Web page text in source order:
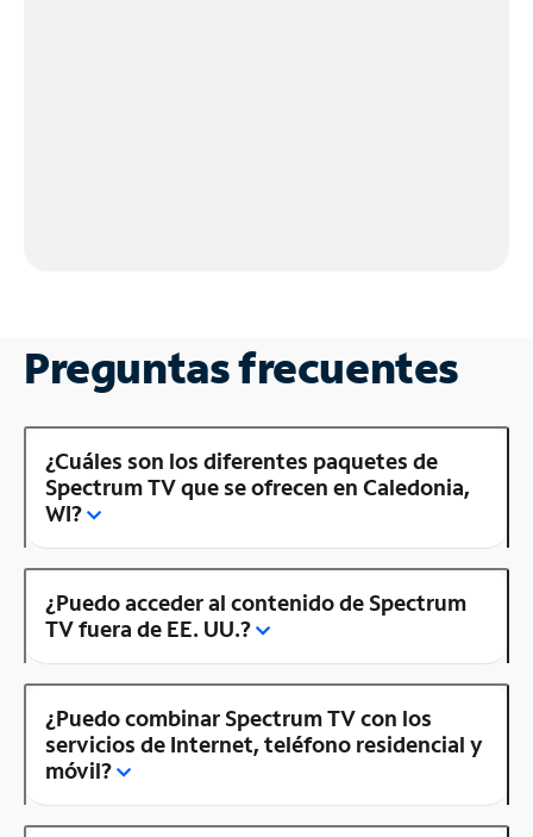
Preguntas frecuentes
¿Cuáles son los diferentes paquetes de
Spectrum TV que se ofrecen en Caledonia,
WI?
¿Puedo acceder al contenido de Spectrum
TV fuera de EE. UU.?
¿Puedo combinar Spectrum TV con los
servicios de Internet, teléfono residencial y
móvil?